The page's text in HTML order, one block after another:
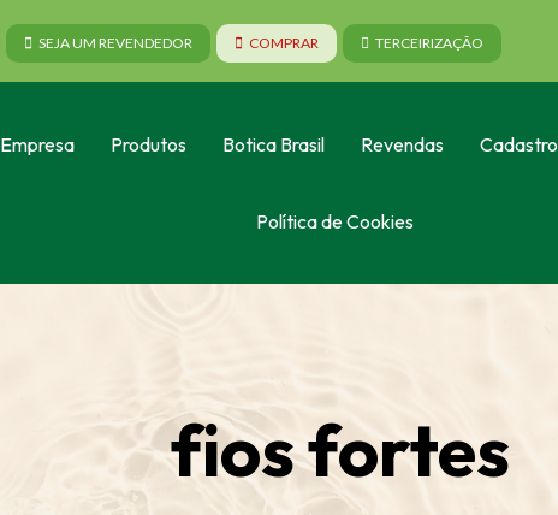
SEJA UM REVENDEDOR COMPRAR TERCEIRIZAÇÃO
Empresa Produtos Botica Brasil Revendas Cadastro
Política de Cookies
fios fortes